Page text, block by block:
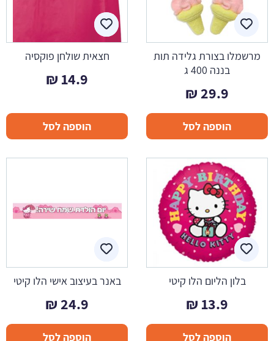
מרשמלו בצורת גלידה תות
בננה 400 ג
29.9
₪
הוספה לסל
חצאית שולחן פוקסיה
14.9
₪
הוספה לסל
בלון הליום הלו קיטי
13.9
₪
הוספה לסל
באנר בעיצוב אישי הלו קיטי
24.9
₪
הוספה לסל